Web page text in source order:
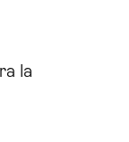
la